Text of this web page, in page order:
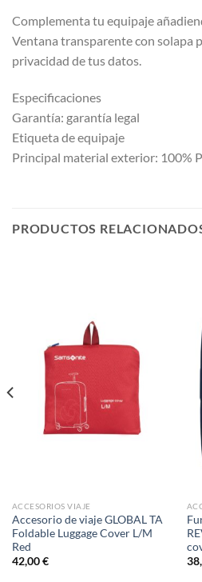
Complementa tu equipaje
Ventana transparente con solapa
privacidad de tus datos.
Especificaciones
Garantía: garantía legal
Etiqueta de equipaje
Principal material exterior: 100%
PRODUCTOS
ACCESORIOS VIAJE
Accesorio de viaje GLOBAL TA
Foldable Luggage Cover L/M
Red
42,00€